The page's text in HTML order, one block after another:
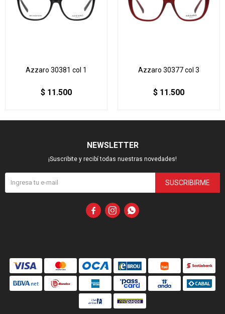
Azzaro 30381 col 1
$ 11.500
Azzaro 30377 col 3
$ 11.500
NEWSLETTER
¡Suscribite y recibí todas nuestras novedades!
SUSCRIBIRME
  